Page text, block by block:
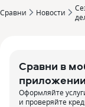
Сравни Новости
Сравни в
приложении
Оформляйте
и проверяйте